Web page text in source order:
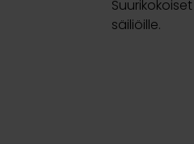
säiliöille.